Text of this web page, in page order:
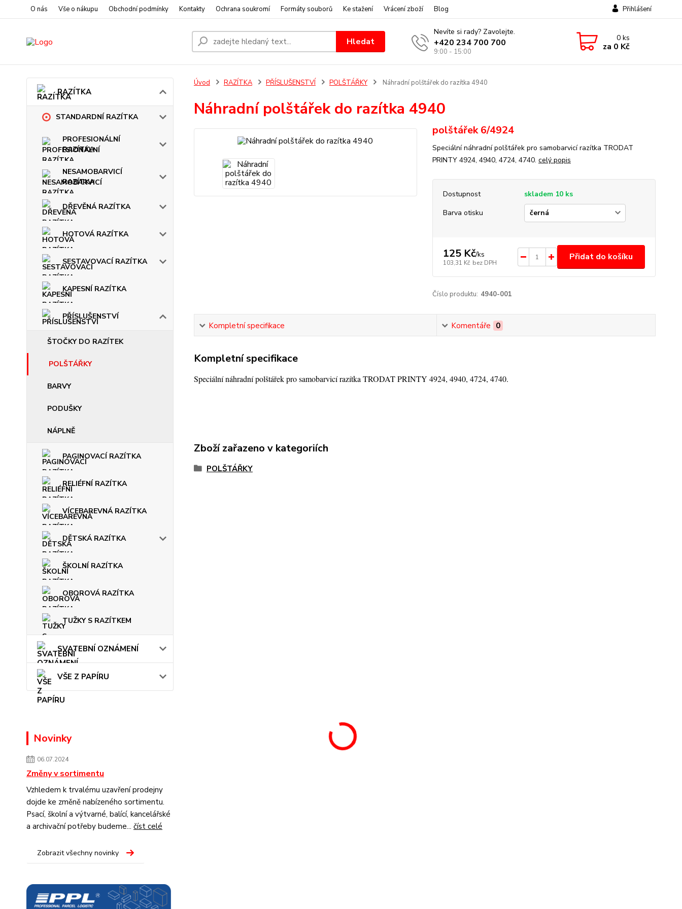
O nás Vše o nákupu Obchodní podmínky Kontakty Ochrana soukromí Formáty souborů Ke stažení Vrácení zboží Blog Přihlášení
Hledat
Nevíte si rady? Zavolejte.
+420 234 700 700
9:00 - 15:00
0ks
za 0 Kč
RAZÍTKA
STANDARDNÍ RAZÍTKA
PROFESIONÁLNÍ
RAZÍTKA
NESAMOBARVICÍ
RAZÍTKA
DŘEVĚNÁ RAZÍTKA
HOTOVÁ RAZÍTKA
SESTAVOVACÍ RAZÍTKA
KAPESNÍ RAZÍTKA
PŘÍSLUŠENSTVÍ
ŠTOČKY DO RAZÍTEK
POLŠTÁŘKY
BARVY
PODUŠKY
NÁPLNĚ
PAGINOVACÍ RAZÍTKA
RELIÉFNÍ RAZÍTKA
VÍCEBAREVNÁ RAZÍTKA
DĚTSKÁ RAZÍTKA
ŠKOLNÍ RAZÍTKA
OBOROVÁ RAZÍTKA
TUŽKY S RAZÍTKEM
SVATEBNÍ OZNÁMENÍ
VŠE Z PAPÍRU
Novinky
06.07.2024
Změny v sortimentu
Vzhledem k trvalému uzavření prodejny
dojde ke změně nabízeného sortimentu.
Psací, školní a výtvarné, balící, kancelářské
a archivační potřeby budeme... číst celé
Zobrazit všechny novinky
Úvod RAZÍTKA PŘÍSLUŠENSTVÍ POLŠTÁŘKY Náhradní polštářek do razítka 4940
Náhradní polštářek do razítka 4940
polštářek 6/4924
Speciální náhradní polštářek pro samobarvicí razítka TRODAT
PRINTY 4924, 4940, 4724, 4740. celý popis
Dostupnost
skladem 10 ks
Barva otisku
125 Kč/ks
103,31 Kč bez DPH
Přidat do košíku
Číslo produktu: 4940-001
Kompletní specifikace Komentáře 0
Kompletní specifikace
Speciální náhradní polštářek pro samobarvicí razítka TRODAT PRINTY 4924, 4940, 4724, 4740.
Zboží zařazeno v kategoriích
POLŠTÁŘKY